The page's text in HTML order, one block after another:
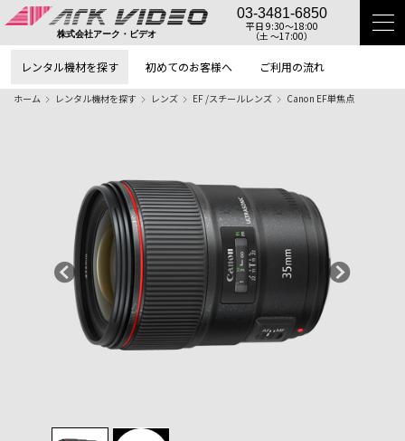
株式会社アーク・ビデオ
03-3481-6850
平日 9:30〜18:00
（土 〜17:00）
レンタル機材を探す 初めてのお客様へ ご利用の流れ
ホーム レンタル機材を探す レンズ EF /スチールレンズ Canon EF単焦点